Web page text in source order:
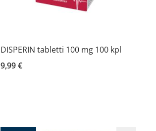
DISPERIN tabletti 100 mg 100 kpl
9,99 €